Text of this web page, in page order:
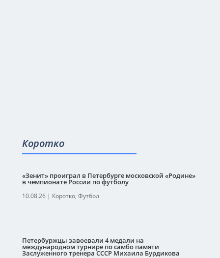
Коротко
«Зенит» проиграл в Петербурге московской «Родине»
в чемпионате России по футболу
10.08.26| Коротко, Футбол
Петербуржцы завоевали 4 медали на
международном турнире по самбо памяти
Заслуженного тренера СССР Михаила Бурдикова